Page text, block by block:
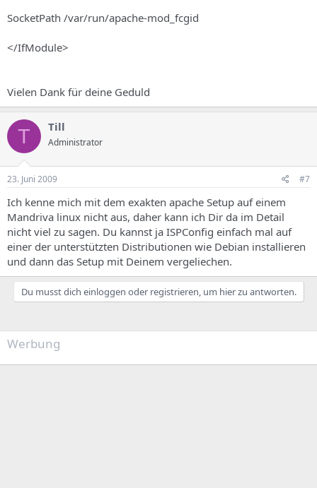
SocketPath /var/run/apache-mod_fcgid
</IfModule>
Vielen Dank für deine Geduld
T Till
Administrator
23. Juni 2009 #7
Ich kenne mich mit dem exakten apache Setup auf einem
Mandriva linux nicht aus, daher kann ich Dir da im Detail
nicht viel zu sagen. Du kannst ja ISPConfig einfach mal auf
einer der unterstützten Distributionen wie Debian installieren
und dann das Setup mit Deinem vergeliechen.
Du musst dich einloggen oder registrieren, um hier zu antworten.
Werbung